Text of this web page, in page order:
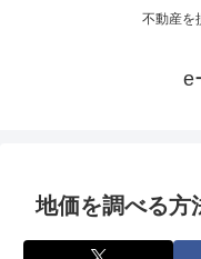
不動産を
e
地価を調べる方